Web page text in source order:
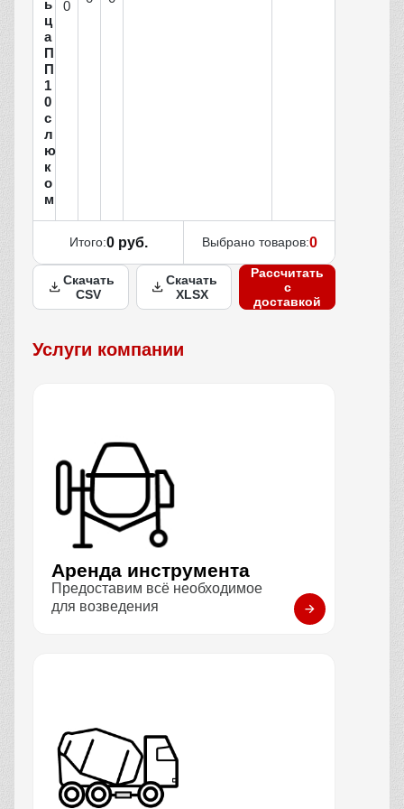
ь
ц
а
П
П
1
0
с
л
ю
к
о
м
0
Итого:0 руб. Выбрано товаров:0
Скачать
CSV
Скачать
XLSX
Рассчитать
с
доставкой
Услуги компании
Аренда инструмента
Предоставим всё необходимое
для возведения